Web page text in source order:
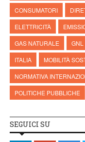
CONSUMATORI
ELETTRICITÀ
GAS NATURALE
GNL
ITALIA
MOBILITÀ
NORMATIVA
POLITICHE PUBBLICHE
SEGUICI SU